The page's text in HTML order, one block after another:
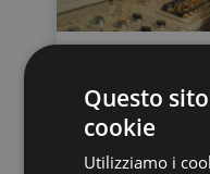
di energia:
dietro una
Questo
cookie
Utilizziamo i